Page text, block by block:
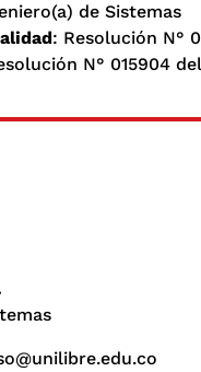
de Sistemas
: Resolución N°
N° 015904